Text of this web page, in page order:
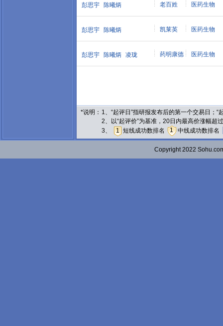
彭思宇 陈曦炳 老百姓 医药生物
彭思宇 陈曦炳 凯莱英 医药生物
彭思宇 陈曦炳 凌珑 药明康德 医药生物
*说明： 1、“起评日”指研报发布后的第一个交易日；
2、以“起评价”为基准，20日内最高价涨幅
3、
1 短线成功数排名 1 中线成功数排名
Copyright 2022